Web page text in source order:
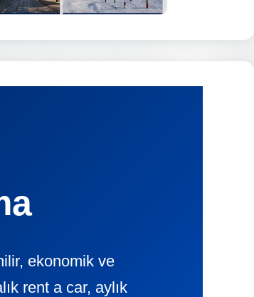
ekonomik ve
rent a car, aylık